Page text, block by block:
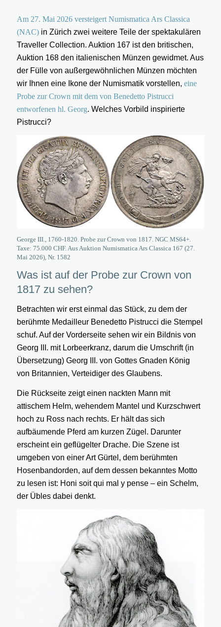
Am 27. Mai 2026 versteigert Numismatica Ars Classica
(NAC)in Zürich zwei weitere Teile der spektakulären
Traveller Collection. Auktion 167 ist den britischen,
Auktion 168 den italienischen Münzen gewidmet. Aus
der Fülle von außergewöhnlichen Münzen möchten
wir Ihnen eine Ikone der Numismatik vorstellen, eine
Probe zur Crown mit dem von Benedetto Pistrucci
entworfenen hl. Georg. Welches Vorbild inspirierte
Pistrucci?
George III., 1760-1820. Probe zur Crown von 1817. NGC MS64+.
Taxe: 75.000 CHF. Aus Auktion Numismatica Ars Classica 167 (27.
Mai 2026), Nr. 1582
Was ist auf der Probe zur Crown von
1817 zu sehen?
Betrachten wir erst einmal das Stück, zu dem der
berühmte Medailleur Benedetto Pistrucci die Stempel
schuf. Auf der Vorderseite sehen wir ein Bildnis von
Georg III. mit Lorbeerkranz, darum die Umschrift (in
Übersetzung) Georg III. von Gottes Gnaden König
von Britannien, Verteidiger des Glaubens.
Die Rückseite zeigt einen nackten Mann mit
attischem Helm, wehendem Mantel und Kurzschwert
hoch zu Ross nach rechts. Er hält das sich
aufbäumende Pferd am kurzen Zügel. Darunter
erscheint ein geflügelter Drache. Die Szene ist
umgeben von einer Art Gürtel, dem berühmten
Hosenbandorden, auf dem dessen bekanntes Motto
zu lesen ist: Honi soit qui mal y pense – ein Schelm,
der Übles dabei denkt.